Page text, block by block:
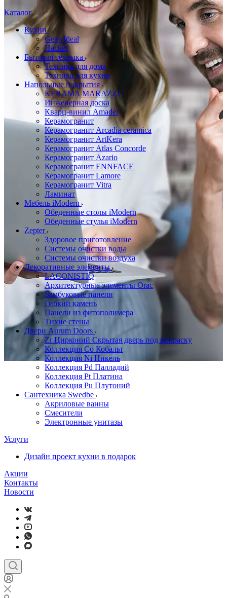
Каталог
Кухни
Geos Ideal
Hacker
Бытовая техника
Техника для дома
Техника для кухни
Напольные покрытия
KERAMA MARAZZI
Инженерная доска
Кварц-винил Amadei
Керамогранит
Керамогранит Arcadia ceramica
Керамогранит ArtKera
Керамогранит Atlas Concorde
Керамогранит Azario
Керамогранит ENNFACE
Керамогранит Lamore
Керамогранит Vitra
Ламинат
Мебель iModern
Обеденные столы iModern
Обеденные стулья iModern
Zepter
Здоровое приготовление
Системы очистки воды
Системы очистки воздуха
Декоративные элементы
LACONISTIQ
Архитектурные элементы Orac
Бамбуковые панели
Гибкий камень
Панели из фитополимера
Тихие стены
Двери Aurum Doors
Zr Цирконий Скрытая дверь под покраску
Коллекция Co Кобальт
Коллекция Ni Никель
Коллекция Pd Палладий
Коллекция Pt Платина
Коллекция Pu Плутоний
Сантехника Swedbe
Акриловые ванны
Смесители
Электронные унитазы
Услуги
Дизайн проект кухни в подарок
Акции
Контакты
Новости